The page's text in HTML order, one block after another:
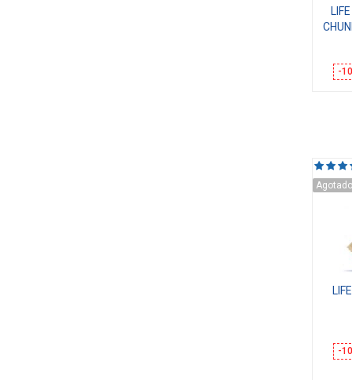
-
Agotado
-